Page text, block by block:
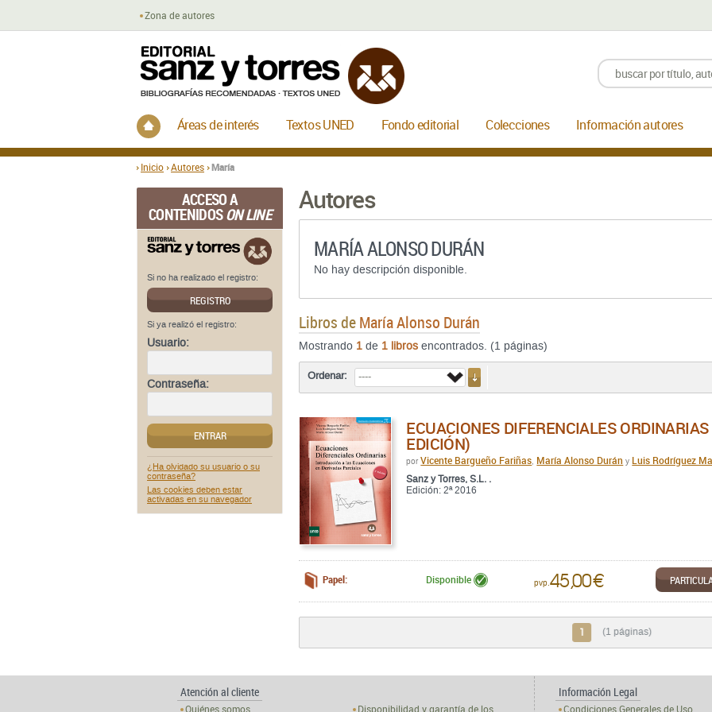
Inicio Autores María
Inicio
Áreas de interés Textos UNED Fondo editorial Colecciones Información autores
Zona de autores
ACCESO A
CONTENIDOSON LINE
Si no ha realizado el registro:
REGISTRO
Si ya realizó el registro:
Usuario:
Contraseña:
ENTRAR
¿Ha olvidado su usuario o su
contraseña?
Las cookies deben estar
activadas en su navegador
Autores
MARÍA ALONSO DURÁN
No hay descripción disponible.
Libros deMaría Alonso Durán
Mostrando 1 de 1 libros encontrados. (1 páginas)
Ordenar:
ECUACIONES DIFERENCIALES
EDICIÓN)
porVicente Bargueño Fariñas María Alonso Durán y Luis Rodríguez
Sanz y Torres, S.L. .
Edición: 2ª 2016
Papel: Disponible pvp.45,00 €
1 (1 páginas)
Atención al cliente
Quiénes somos Disponibilidad y garantía de los
Información Legal
Condiciones Generales de Uso